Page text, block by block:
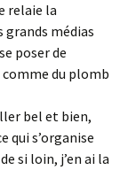
relaie la
médias
poser de
du plomb
bel et bien,
qui s’organise
si loin, j’en ai la